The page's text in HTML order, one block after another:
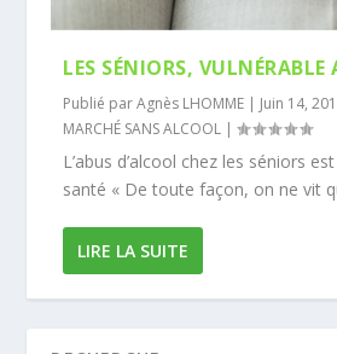
LES SÉNIORS, VULNÉRABLE
Publié parAgnès LHOMME | Juin 14,
MARCHÉ SANS ALCOOL |
L’abus d’alcool chez les séniors
santé « De toute façon, on ne vit
LIRE LA SUITE